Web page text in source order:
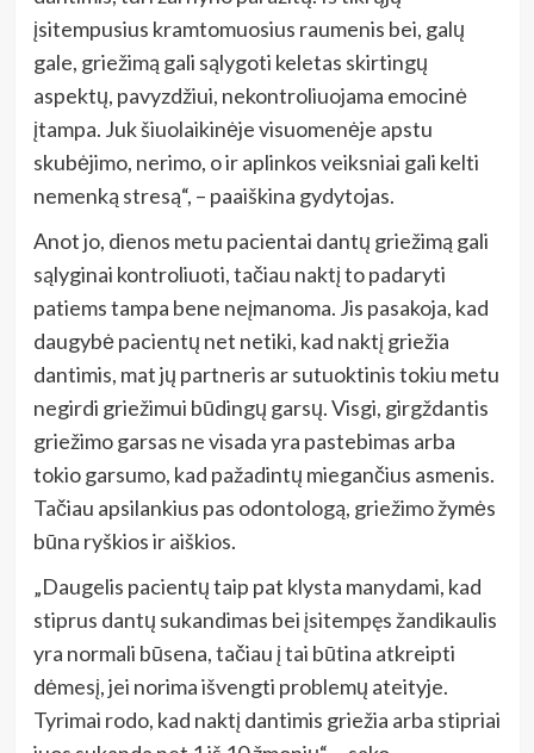
įsitempusius kramtomuosius raumenis bei, galų
gale, griežimą gali sąlygoti keletas skirtingų
aspektų, pavyzdžiui, nekontroliuojama emocinė
įtampa. Juk šiuolaikinėje visuomenėje apstu
skubėjimo, nerimo, o ir aplinkos veiksniai gali kelti
nemenką stresą“, – paaiškina gydytojas.
Anot jo, dienos metu pacientai dantų griežimą gali
sąlyginai kontroliuoti, tačiau naktį to padaryti
patiems tampa bene neįmanoma. Jis pasakoja, kad
daugybė pacientų net netiki, kad naktį griežia
dantimis, mat jų partneris ar sutuoktinis tokiu metu
negirdi griežimui būdingų garsų. Visgi, girgždantis
griežimo garsas ne visada yra pastebimas arba
tokio garsumo, kad pažadintų miegančius asmenis.
Tačiau apsilankius pas odontologą, griežimo žymės
būna ryškios ir aiškios.
„Daugelis pacientų taip pat klysta manydami, kad
stiprus dantų sukandimas bei įsitempęs žandikaulis
yra normali būsena, tačiau į tai būtina atkreipti
dėmesį, jei norima išvengti problemų ateityje.
Tyrimai rodo, kad naktį dantimis griežia arba stipriai